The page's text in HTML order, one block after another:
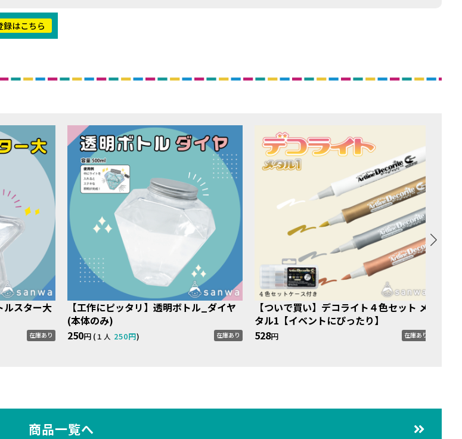
録はこちら
ルスター大
在庫あり
【工作にピッタリ】透明ボトル_ダイヤ
(本体のみ)
250円 ( １人 250円) 在庫あり
【ついで買い】デコライト４色セット メ
タル1【イベントにぴったり】
528円 在庫あり
商品一覧へ